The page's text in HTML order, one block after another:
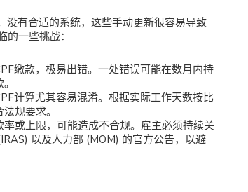
没有合适的系统，这些手动更新很容易导致
一些挑战：
缴款，极易出错。一处错误可能在数月内持
计算尤其容易混淆。根据实际工作天数按比
规要求。
或上限，可能造成不合规。雇主必须持续关
以及人力部 (MOM) 的官方公告，以避